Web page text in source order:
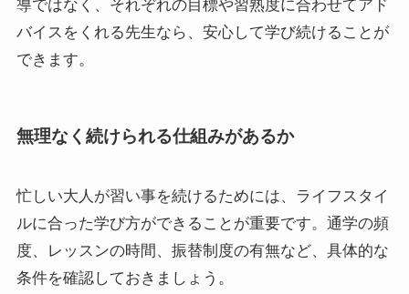
導ではなく、それぞれの目標や習熟度に合わせてアド
バイスをくれる先生なら、安心して学び続けることが
できます。
無理なく続けられる仕組みがあるか
忙しい大人が習い事を続けるためには、ライフスタイ
ルに合った学び方ができることが重要です。通学の頻
度、レッスンの時間、振替制度の有無など、具体的な
条件を確認しておきましょう。